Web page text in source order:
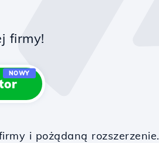
firmy!
NOWY
i pożądaną rozszerzenie.